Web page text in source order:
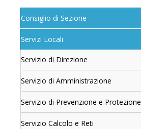
Consiglio di Sezione
Servizi Locali
Servizio di Direzione
Servizio di Amministrazione
Servizio di Prevenzione e Protezione
Servizio Calcolo e Reti